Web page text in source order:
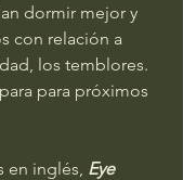
dormir mejor y
con relación a
los temblores.
para próximos
en inglés, Eye